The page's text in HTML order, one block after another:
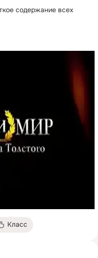
содержание всех
содержание...
Класс